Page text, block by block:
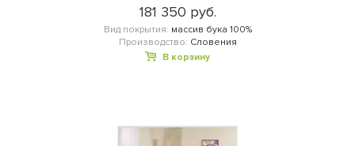
181 350 руб.
Вид покрытия: массив бука 100%
Производство: Словения
В корзину